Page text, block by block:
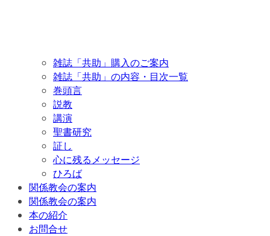
雑誌「共助」購入のご案内
雑誌「共助」の内容・目次一覧
巻頭言
説教
講演
聖書研究
証し
心に残るメッセージ
ひろば
関係教会の案内
関係教会の案内
本の紹介
お問合せ